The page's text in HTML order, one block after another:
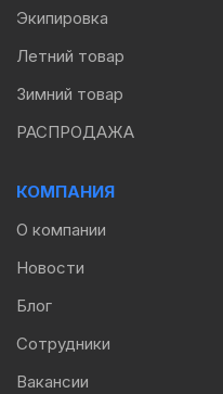
Экипировка
Летний товар
Зимний товар
РАСПРОДАЖА
КОМПАНИЯ
О компании
Новости
Блог
Сотрудники
Вакансии